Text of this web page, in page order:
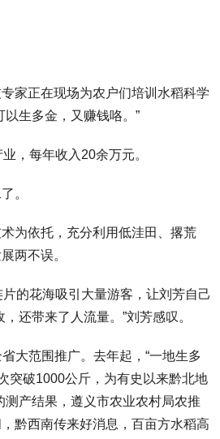
家正在现场为农户们培训水稻科学
生多金，又赚钱咯。”
，每年收入20余万元。
。
为依托，充分利用低洼田、撂荒
两不误。
的花海吸引大量游客，让刘芳自己
还带来了人流量。”刘芳感叹。
大范围推广。去年起，“一地生多
突破1000公斤，为有史以来黔北地
产结果，遵义市农业农村局农推
黔西南传来好消息，百亩方水稻高